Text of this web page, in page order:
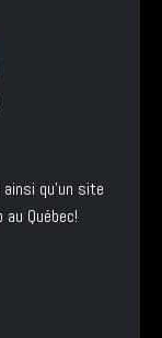
ainsi qu'un site
Québec!